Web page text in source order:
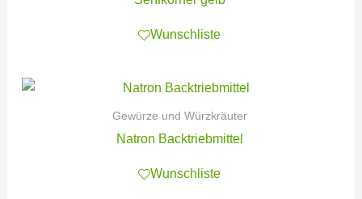
Wunschliste
Gewürze und Würzkräuter
Natron Backtriebmittel
Wunschliste